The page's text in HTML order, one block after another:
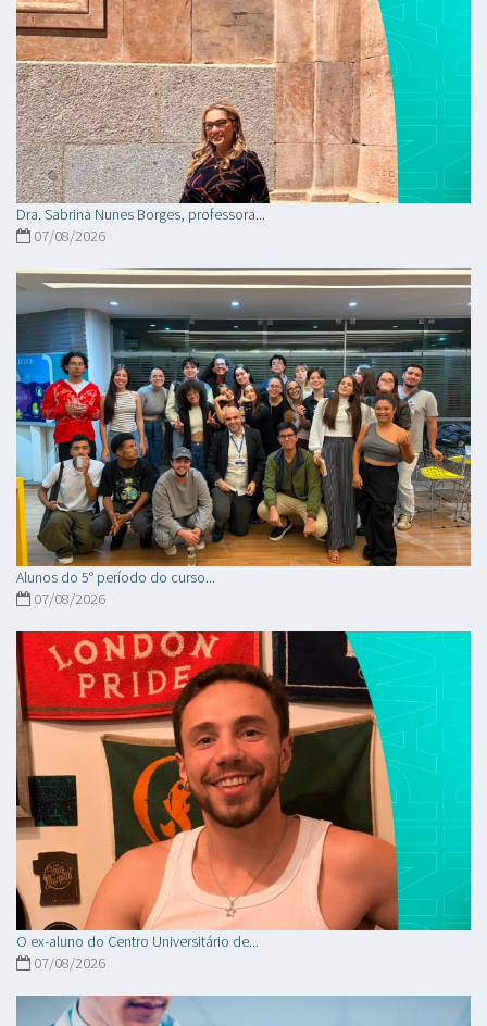
Dra. Sabrina Nunes Borges, professora...
07/08/2026
Alunos do 5° período do curso...
07/08/2026
O ex-aluno do Centro Universitário de...
07/08/2026